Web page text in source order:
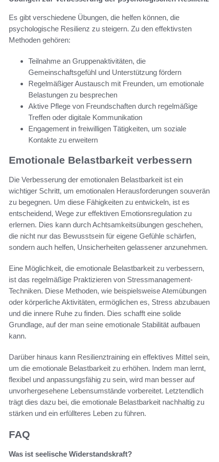
Es gibt verschiedene Übungen, die helfen können, die
psychologische Resilienz zu steigern. Zu den effektivsten
Methoden gehören:
Teilnahme an Gruppenaktivitäten, die
Gemeinschaftsgefühl und Unterstützung fördern
Regelmäßiger Austausch mit Freunden, um emotionale
Belastungen zu besprechen
Aktive Pflege von Freundschaften durch regelmäßige
Treffen oder digitale Kommunikation
Engagement in freiwilligen Tätigkeiten, um soziale
Kontakte zu erweitern
Emotionale Belastbarkeit verbessern
Die Verbesserung der emotionalen Belastbarkeit ist ein
wichtiger Schritt, um emotionalen Herausforderungen souverän
zu begegnen. Um diese Fähigkeiten zu entwickeln, ist es
entscheidend, Wege zur effektiven Emotionsregulation zu
erlernen. Dies kann durch Achtsamkeitsübungen geschehen,
die nicht nur das Bewusstsein für eigene Gefühle schärfen,
sondern auch helfen, Unsicherheiten gelassener anzunehmen.
Eine Möglichkeit, die emotionale Belastbarkeit zu verbessern,
ist das regelmäßige Praktizieren von Stressmanagement-
Techniken. Diese Methoden, wie beispielsweise Atemübungen
oder körperliche Aktivitäten, ermöglichen es, Stress abzubauen
und die innere Ruhe zu finden. Dies schafft eine solide
Grundlage, auf der man seine emotionale Stabilität aufbauen
kann.
Darüber hinaus kann Resilienztraining ein effektives Mittel sein,
um die emotionale Belastbarkeit zu erhöhen. Indem man lernt,
flexibel und anpassungsfähig zu sein, wird man besser auf
unvorhergesehene Lebensumstände vorbereitet. Letztendlich
trägt dies dazu bei, die emotionale Belastbarkeit nachhaltig zu
stärken und ein erfüllteres Leben zu führen.
FAQ
Was ist seelische Widerstandskraft?